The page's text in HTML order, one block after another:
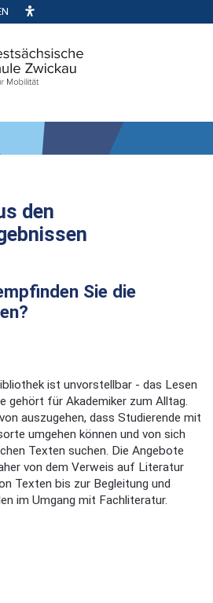
den
Sie die
ist unvorstellbar - das Lesen
gehört für Akademiker zum Alltag.
auszugehen, dass Studierende mit
umgehen können und von sich
Texten suchen. Die Angebote
von dem Verweis auf Literatur
Texten bis zur Begleitung und
im Umgang mit Fachliteratur.